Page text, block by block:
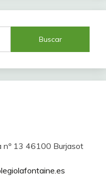
nº 13 46100 Burjasot